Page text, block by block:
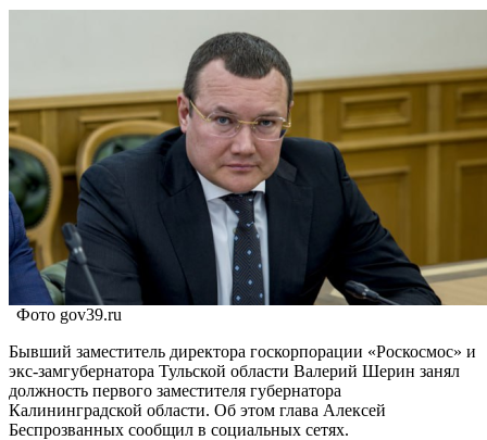
Фото gov39.ru
Бывший заместитель директора госкорпорации «Роскосмос» и
экс-замгубернатора Тульской области Валерий Шерин занял
должность первого заместителя губернатора
Калининградской области. Об этом глава Алексей
Беспрозванных сообщил в социальных сетях.